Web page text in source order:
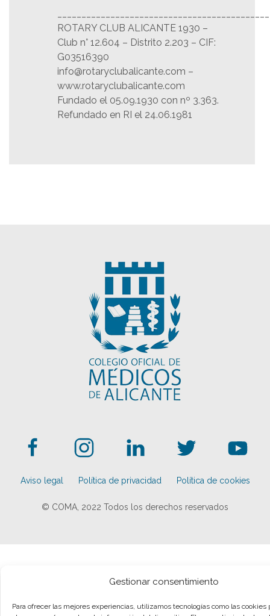
Gestionar consentimiento
Para ofrecer las mejores experiencias, utilizamos tecnologías como las cookies
ROTARY CLUB ALICANTE 1930 –
Club n° 12.604 – Distrito 2.203 – CIF:
G03516390
info@rotaryclubalicante.com –
www.rotaryclubalicante.com
Fundado el 05.09.1930 con nº 3.363.
Refundado en RI el 24.06.1981
Aviso legal Política de privacidad Política de cookies
© COMA, 2022 Todos los derechos reservados